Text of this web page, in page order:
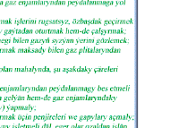
велаят
развитым и
регионом